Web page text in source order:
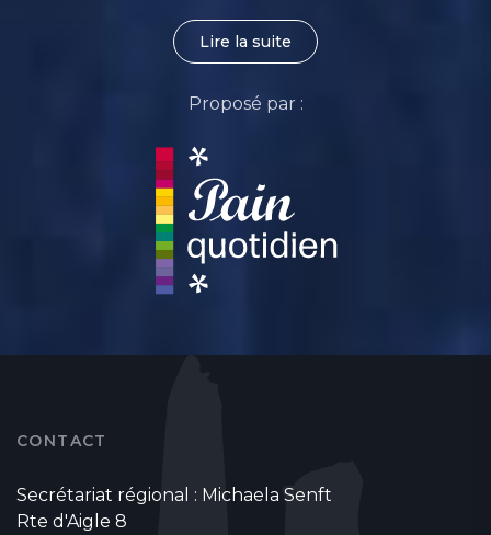
Lire la suite
Proposé par :
CONTACT
Secrétariat régional : Michaela Senft
Rte d'Aigle 8